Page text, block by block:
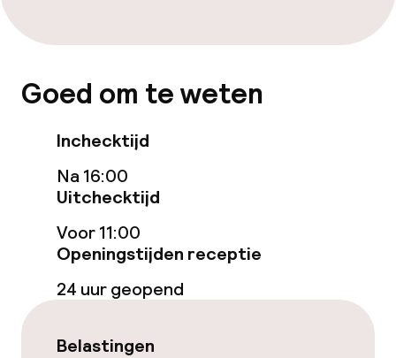
Eet- en drinkgelegenheden
Restaurant
Bar
Eet- en drinkdiensten
Roomservice
Faciliteiten en diensten voor kinderen
Speeltuin
Goed om te weten
Inchecktijd
Na 16:00
Uitchecktijd
Voor 11:00
Openingstijden receptie
24 uur geopend
Belastingen